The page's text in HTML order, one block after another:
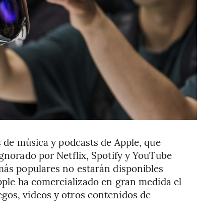
música y podcasts de Apple, que
por Netflix, Spotify y YouTube
populares no estarán disponibles
ha comercializado en gran medida el
videos y otros contenidos de